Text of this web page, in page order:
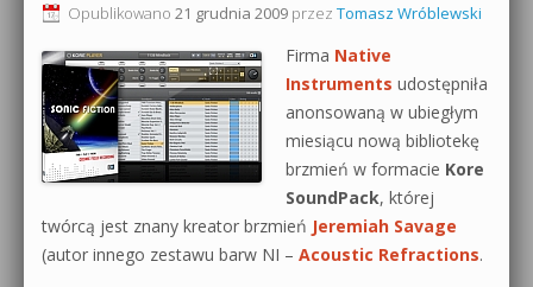
Opublikowano 21 grudnia 2009 przez Tomasz Wróblewski
Firma Native
Instruments udostępniła
anonsowaną w ubiegłym
miesiącu nową bibliotekę
brzmień w formacie Kore
SoundPack, której
twórcą jest znany kreator brzmień Jeremiah Savage
(autor innego zestawu barw NI – Acoustic Refractions.